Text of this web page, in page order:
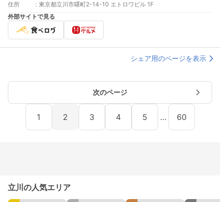
住所 : 東京都立川市曙町2-14-10 エトロワビル 1F
外部サイトで見る
シェア用のページを表示
次のページ
1 2 3 4 5 … 60
立川の人気エリア